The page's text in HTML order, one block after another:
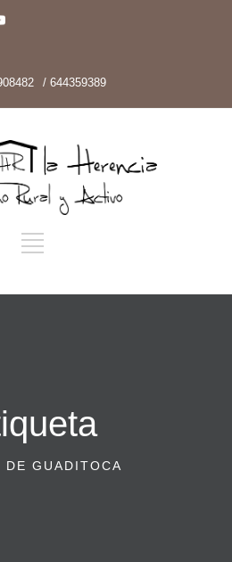
/ 644359389
DE GUADITOCA